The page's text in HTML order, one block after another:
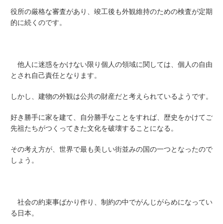
役所の厳格な審査があり、竣工後も外観維持のための検査が定期
的に続くのです。
他人に迷惑をかけない限り個人の領域に関しては、個人の自由
とされ自己責任となります。
しかし、建物の外観は公共の財産だと考えられているようです。
好き勝手に家を建て、自分勝手なことをすれば、歴史をかけてご
先祖たちがつくってきた文化を破壊することになる。
その考え方が、世界で最も美しい街並みの国の一つとなったので
しょう。
社会の約束事ばかり作り、制約の中でがんじがらめになってい
る日本。